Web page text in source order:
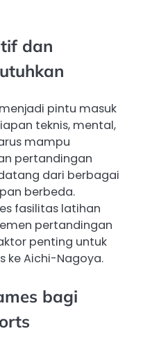
dan
pintu masuk
teknis, mental,
mampu
pertandingan
dari berbagai
berbeda.
fasilitas latihan
pertandingan
penting untuk
ke Aichi-Nagoya.
bagi